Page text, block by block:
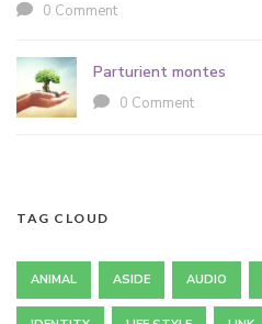
0 Comment
Parturient montes
0 Comment
TAG CLOUD
ANIMAL ASIDE AUDIO